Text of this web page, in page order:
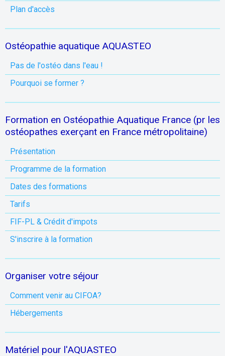
Plan d'accès
Ostéopathie aquatique AQUASTEO
Pas de l'ostéo dans l'eau !
Pourquoi se former ?
Formation en Ostéopathie Aquatique France (pr les
ostéopathes exerçant en France métropolitaine)
Présentation
Programme de la formation
Dates des formations
Tarifs
FIF-PL & Crédit d'impots
S'inscrire à la formation
Organiser votre séjour
Comment venir au CIFOA?
Hébergements
Matériel pour l'AQUASTEO